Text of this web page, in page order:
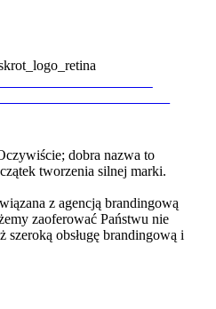
wewnętrznego procesu z wiedzą,
kierunków poszukiwania nazw,
marki został zrealizowany
bardzo atrakcyjny zarówno od
dobra nazwa to
tworzenia silnej marki.
z agencją brandingową
zaoferować Państwu nie
szeroką obsługę brandingową i